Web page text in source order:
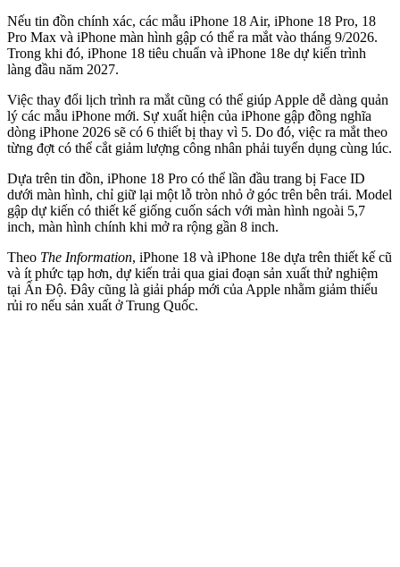
Nếu tin đồn chính xác, các mẫu iPhone 18 Air, iPhone 18 Pro, 18
Pro Max và iPhone màn hình gập có thể ra mắt vào tháng 9/2026.
Trong khi đó, iPhone 18 tiêu chuẩn và iPhone 18e dự kiến trình
làng đầu năm 2027.
Việc thay đổi lịch trình ra mắt cũng có thể giúp Apple dễ dàng quản
lý các mẫu iPhone mới. Sự xuất hiện của iPhone gập đồng nghĩa
dòng iPhone 2026 sẽ có 6 thiết bị thay vì 5. Do đó, việc ra mắt theo
từng đợt có thể cắt giảm lượng công nhân phải tuyển dụng cùng lúc.
Dựa trên tin đồn, iPhone 18 Pro có thể lần đầu trang bị Face ID
dưới màn hình, chỉ giữ lại một lỗ tròn nhỏ ở góc trên bên trái. Model
gập dự kiến có thiết kế giống cuốn sách với màn hình ngoài 5,7
inch, màn hình chính khi mở ra rộng gần 8 inch.
Theo The Information, iPhone 18 và iPhone 18e dựa trên thiết kế cũ
và ít phức tạp hơn, dự kiến trải qua giai đoạn sản xuất thử nghiệm
tại Ấn Độ. Đây cũng là giải pháp mới của Apple nhằm giảm thiểu
rủi ro nếu sản xuất ở Trung Quốc.